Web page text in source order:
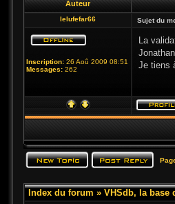
Auteur
lelufefar66 Sujet du
Inscription: 26 Aoû 2009 08:51
Messages: 262
La
Je tiens
Index du forum » VHSdb, la base